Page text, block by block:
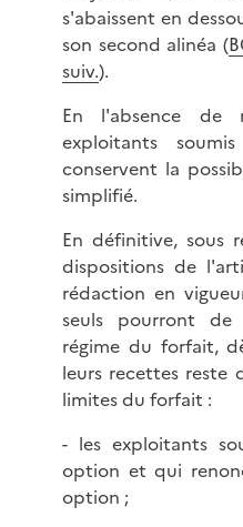
s'abaissent en
son second alinéa (
suiv.).
En l'absence de
exploitants
conservent la
simplifié.
En définitive, sous
dispositions de
rédaction en
seuls pourront de
régime du forfait,
leurs recettes reste
limites du forfait :
- les exploitants
option et qui
option ;